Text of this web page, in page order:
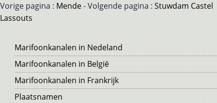
Vorige pagina : Mende- Volgende pagina : Stuwdam Castel
Lassouts
Voet
Marifoonkanalen in Nedeland
Marifoonkanalen in België
Marifoonkanalen in Frankrijk
Plaatsnamen